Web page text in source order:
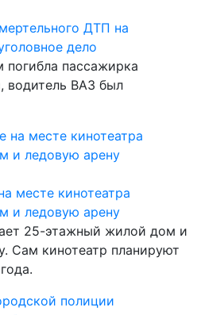
ДТП на
дело
погибла пассажирка
водитель ВАЗ был
месте кинотеатра
и ледовую арену
25-этажный жилой дом и
Сам кинотеатр планируют